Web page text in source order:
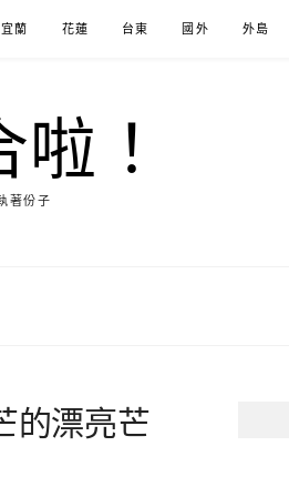
宜蘭 花蓮 台東 國外 外島
啦！
著份子
的漂亮芒